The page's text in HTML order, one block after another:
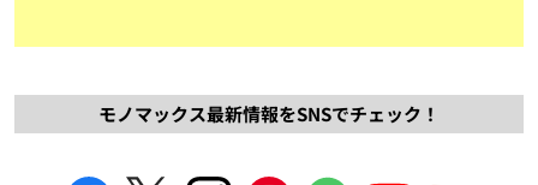
モノマックス最新情報をSNSでチェック！